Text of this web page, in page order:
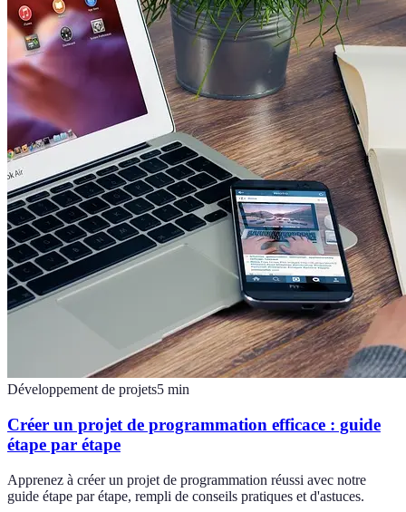
Développement de projets5 min
Créer un projet de programmation efficace : guide
étape par étape
Apprenez à créer un projet de programmation réussi avec notre
guide étape par étape, rempli de conseils pratiques et d'astuces.